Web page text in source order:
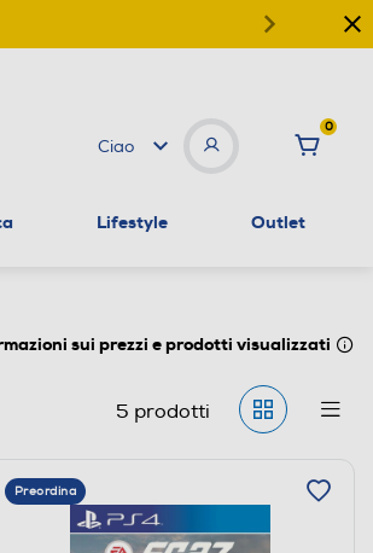
Ciao
0
Lifestyle Outlet
sui prezzi e prodotti visualizzati
5 prodotti
Preordina